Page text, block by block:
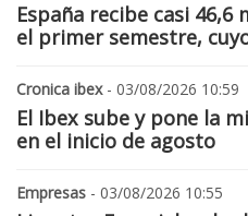
España recibe casi
el primer semestre,
Cronica ibex- 03/08/2026 10:59
El Ibex sube y pone la
en el inicio de agosto
Empresas - 03/08/2026 10:55